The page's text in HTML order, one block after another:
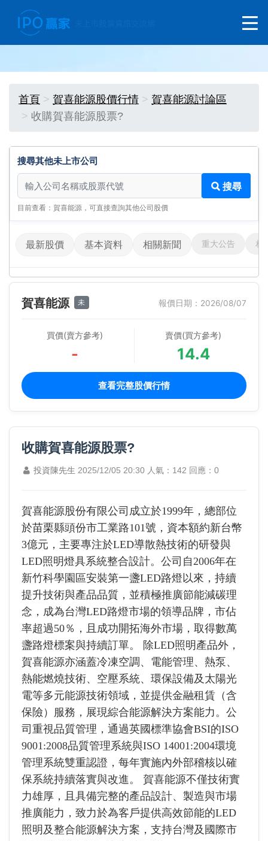
首頁 賀喜能源股價行情
賀喜能源討論區
收購賀喜能源股票?
搜尋其他未上市公司
搜尋其他未上市公司
搜尋
目前查看：賀喜能源，可直接查詢其他公司股價
最新股價 基本資料 相關新聞 重大公告 相
賀喜能源 未 報價日期：2026/08/07
買價(賣方參考)
-
賣價(買方參考)
14.4
查看完整股價行情
收購賀喜能源股票?
投資陳先生 2025/12/05 20:30 人氣：142 回應：0
賀喜能源股份有限公司成立於1999年，總部位
於苗栗縣頭份市工業路101號，資本額約新台幣
3億元，主要專注於LED導散熱技術的研發與
LED照明燈具系統整合設計。公司自2006年在
新竹科學園區安裝第一盞LED路燈以來，持續
提升技術與產品品質，並積極推廣節能減碳理
念，成為台灣LED路燈市場的領導品牌，市佔
率超過50％，且成功開拓海外市場，取得數萬
盞路燈標案與持續訂單。 除LED照明產品外，
賀喜能源亦涵蓋冷凍空調、電能管理、熱泵、
熱能燃燒技術、空壓系統、環保設備及太陽光
電等多元能源技術領域，並提供金融租賃（含
保險）服務，展現綜合能源解決方案能力。公
司重視品質管理，通過英國標準協會BSI的ISO
9001:2008品質管理系統與ISO 14001:2004環境
管理系統雙重認證，每年實施內外部稽核以確
保系統持續落實與改進。 賀喜能源不僅技術實
力雄厚，且具備完整的產品設計、製造與市場
推廣能力，致力於為客戶提供高效節能的LED
照明及整合能源解決方案，支持台灣及國際市